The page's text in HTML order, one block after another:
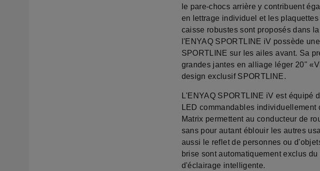
le pare-chocs arrière y contribuent
en lettrage individuel et les
caisse robustes sont proposés dans
l'ENYAQ SPORTLINE iV possède
SPORTLINE sur les ailes avant. Sa
grandes jantes en alliage léger 20"
design exclusif SPORTLINE.
L'ENYAQ SPORTLINE iV est équipé
LED commandables
Matrix permettent au conducteur de
sans pour autant éblouir les autres
aussi le reflet de personnes ou
brise sont automatiquement exclus
d'éclairage intelligente.